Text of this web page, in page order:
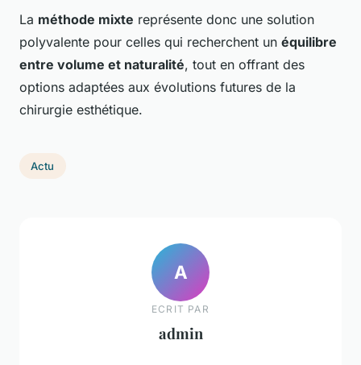
La méthode mixte représente donc une solution
polyvalente pour celles qui recherchent un équilibre
entre volume et naturalité, tout en offrant des
options adaptées aux évolutions futures de la
chirurgie esthétique.
Actu
A
ECRIT PAR
admin